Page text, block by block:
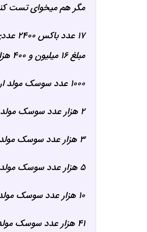
مگر هم میخوای تست کنی و ترس
۱۷ عدد باکس ۲۴۰۰ عددی (۴۱ هزارعدد )
مبلغ ۱۶ میلیون و ۴۰۰ هزارتومان
۱۰۰۰ عدد سوسک مولد ارسال با اتوبوس
۲ هزار عدد سوسک مولد
۳ هزار عدد سوسک مولد ۱ میلیون و ۲۰۰ هزار تومان
۵ هزار عدد سوسک مولد
۱۰ هزار عدد سوسک مولد
۴۱ هزار عدد سوسک مولد